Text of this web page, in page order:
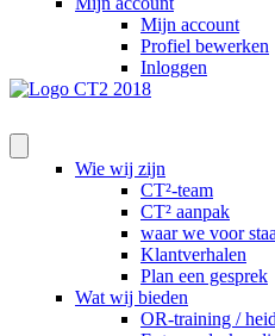
Mijn account
Profiel bewerken
Inloggen
Wie wij zijn
CT²-team
CT² aanpak
waar we voor
Klantverhalen
Plan een gesprek
Wat wij bieden
OR-training /